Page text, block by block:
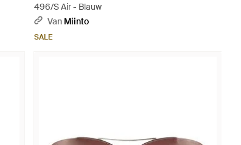
496/S Air - Blauw
Van Miinto
SALE